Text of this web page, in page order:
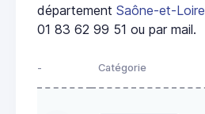
département Saône-et-Loire
01 83 62 99 51 ou par mail.
- Catégorie